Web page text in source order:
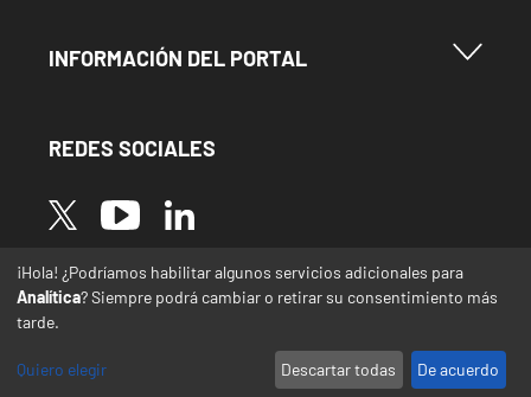
Menu Footer Información del Portal
INFORMACIÓN DEL PORTAL
REDES SOCIALES
Image Image Image
* Las traducciones de este sitio web desde el
español a otras lenguas se realizan de forma
automática y pueden contener errores o
¡Hola! ¿Podríamos habilitar algunos servicios adicionales para
Analítica? Siempre podrá cambiar o retirar su consentimiento más
tarde.
Quiero elegir Descartar todas De acuerdo